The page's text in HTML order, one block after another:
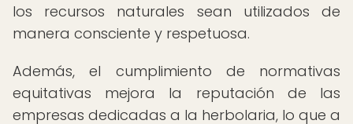
los recursos naturales sean utilizados de
manera consciente y respetuosa.
Además, el cumplimiento de normativas
equitativas mejora la reputación de las
empresas dedicadas a la herbolaria, lo que a